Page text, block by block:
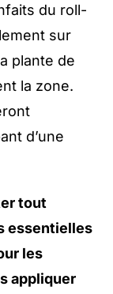
du roll-
sur
plante de
la zone.
d’une
tout
essentielles
les
appliquer